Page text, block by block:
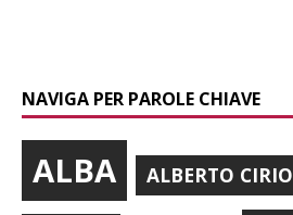
NAVIGA PER PAROLE CHIAVE
ALBA ALBERTO CIRIO